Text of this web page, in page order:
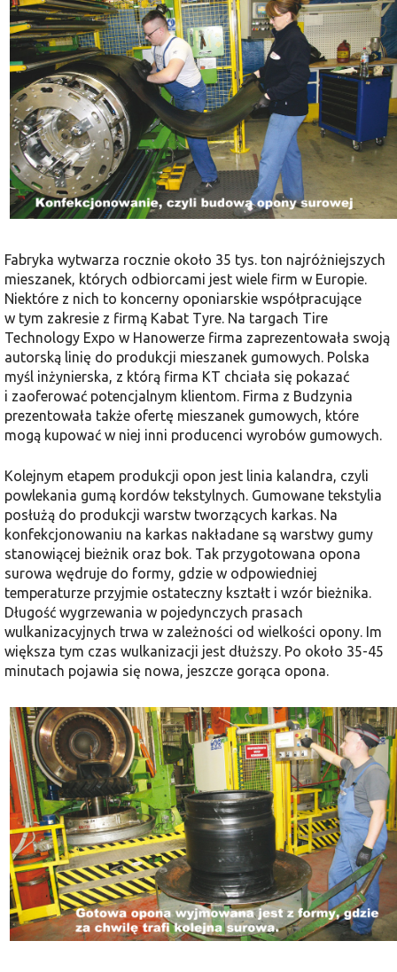
Fabryka wytwarza rocznie około 35 tys. ton najróżniejszych
mieszanek, których odbiorcami jest wiele firm w Europie.
Niektóre z nich to koncerny oponiarskie współpracujące
w tym za­kresie z firmą Kabat Tyre. Na targach Tire
Technology Expo w Hanowerze firma zaprezentowała swoją
autorską linię do produkcji mieszanek gumowych. Polska
myśl inżynierska, z którą firma KT chciała się pokazać
i zaoferować po­tencjalnym klientom. Firma z Budzynia
prezentowała także ofertę mieszanek gumowych, które
mogą kupować w niej inni producenci wyrobów gumowych.
Kolejnym etapem produkcji opon jest linia kalandra, czyli
powlekania gumą kordów tekstylnych. Gumowane tekstylia
posłużą do produkcji warstw tworzących karkas. Na
konfekcjonowaniu na karkas nakładane są warstwy gumy
stanowią­cej bieżnik oraz bok. Tak przygotowana opona
surowa wędruje do formy, gdzie w odpowiedniej
temperaturze przyjmie ostateczny kształt i wzór bieżnika.
Długość wygrzewania w pojedynczych prasach
wulkanizacyjnych trwa w za­leżności od wielkości opony. Im
większa tym czas wulkanizacji jest dłuższy. Po około 35-45
minutach pojawia się nowa, jeszcze gorąca opona.